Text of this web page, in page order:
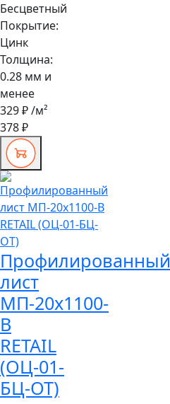
Бесцветный
Покрытие:
Цинк
Толщина:
0.28 мм и
менее
329 ₽/м²
378 ₽
Профилированный
лист
МП-20x1100-
B
RETAIL
(ОЦ-01-
БЦ-ОТ)